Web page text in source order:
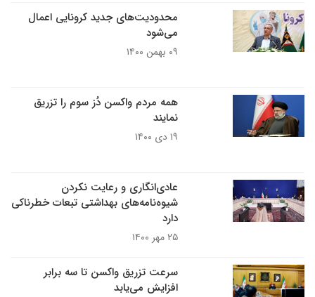
محدودیت‌های جدید کرونایی اعمال
می‌شود
۰۹ بهمن ۱۴۰۰
همه مردم واکسن دُز سوم را تزریق
نمایند
۱۹ دی ۱۴۰۰
عادی‌انگاری و رعایت نکردن
شیوه‌نامه‌های بهداشتی تبعات خطرناکی
دارد
۲۵ مهر ۱۴۰۰
سرعت تزریق واکسن تا سه برابر
افزایش می‌یابد